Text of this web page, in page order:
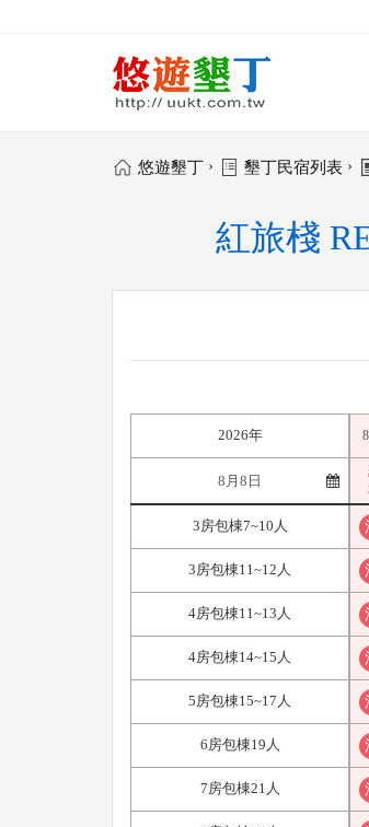
悠遊墾丁 › 墾丁民宿列表 ›
紅旅棧
2026年
3房包棟7~10人
3房包棟11~12人
4房包棟11~13人
4房包棟14~15人
5房包棟15~17人
6房包棟19人
7房包棟21人